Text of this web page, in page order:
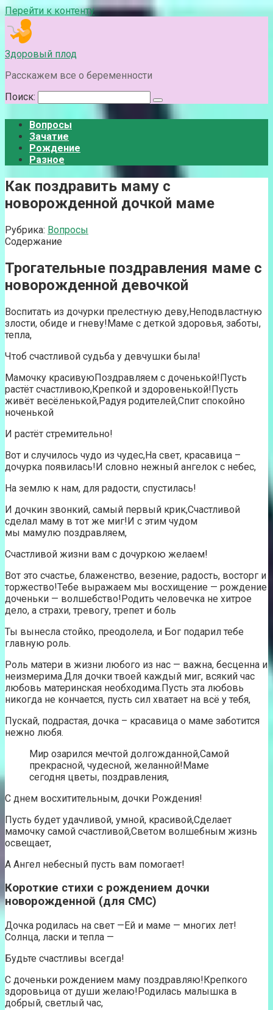
Перейти к контенту
Здоровый плод
Расскажем все о беременности
Поиск:
Вопросы
Зачатие
Рождение
Разное
Как поздравить маму с
новорожденной дочкой маме
Рубрика: Вопросы
Содержание
Трогательные поздравления маме с
новорожденной девочкой
Воспитать из дочурки прелестную деву,Неподвластную
злости, обиде и гневу!Маме с деткой здоровья, заботы,
тепла,
Чтоб счастливой судьба у девчушки была!
Мамочку красивуюПоздравляем с доченькой!Пусть
растёт счастливою,Крепкой и здоровенькой!Пусть
живёт весёленькой,Радуя родителей,Спит спокойно
ноченькой
И растёт стремительно!
Вот и случилось чудо из чудес,На свет, красавица –
дочурка появилась!И словно нежный ангелок с небес,
На землю к нам, для радости, спустилась!
И дочкин звонкий, самый первый крик,Счастливой
сделал маму в тот же миг!И с этим чудом
мы мамулю поздравляем,
Счастливой жизни вам с дочуркою желаем!
Вот это счастье, блаженство, везение, радость, восторг и
торжество!Тебе выражаем мы восхищение — рождение
доченьки — волшебство!Родить человечка не хитрое
дело, а страхи, тревогу, трепет и боль
Ты вынесла стойко, преодолела, и Бог подарил тебе
главную роль.
Роль матери в жизни любого из нас — важна, бесценна и
неизмерима.Для дочки твоей каждый миг, всякий час
любовь материнская необходима.Пусть эта любовь
никогда не кончается, пусть сил хватает на всё у тебя,
Пускай, подрастая, дочка – красавица о маме заботится
нежно любя.
Мир озарился мечтой долгожданной,Самой
прекрасной, чудесной, желанной!Маме
сегодня цветы, поздравления,
С днем восхитительным, дочки Рождения!
Пусть будет удачливой, умной, красивой,Сделает
мамочку самой счастливой,Светом волшебным жизнь
освещает,
А Ангел небесный пусть вам помогает!
Короткие стихи с рождением дочки
новорожденной (для СМС)
Дочка родилась на свет —Ей и маме — многих лет!
Солнца, ласки и тепла —
Будьте счастливы всегда!
С доченьки рождением маму поздравляю!Крепкого
здоровьица от души желаю!Родилась малышка в
добрый, светлый час,